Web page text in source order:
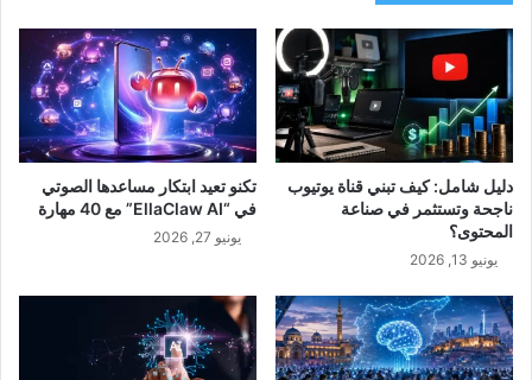
دليل شامل: كيف تبني قناة يوتيوب
ناجحة وتستثمر في صناعة
المحتوى؟
يونيو 13, 2026
تكنو تعيد ابتكار مساعدها الصوتي
في “EllaClaw AI” مع 40 مهارة
يونيو 27, 2026